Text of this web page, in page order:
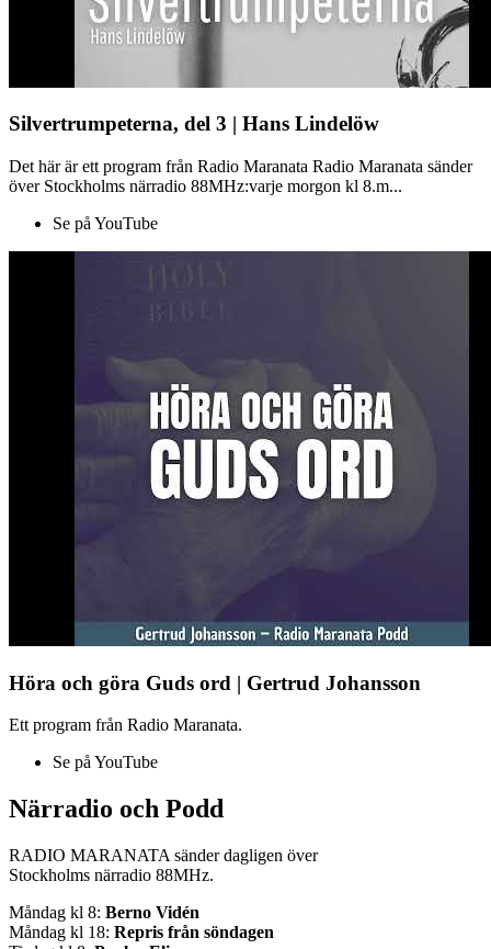
Silvertrumpeterna, del 3 | Hans Lindelöw
Det här är ett program från Radio Maranata Radio Maranata sänder
över Stockholms närradio 88MHz:varje morgon kl 8.m...
Se på YouTube
Höra och göra Guds ord | Gertrud Johansson
Ett program från Radio Maranata.
Se på YouTube
Närradio och Podd
RADIO MARANATA sänder dagligen över
Stockholms närradio 88MHz.
Måndag kl 8: Berno Vidén
Måndag kl 18: Repris från söndagen